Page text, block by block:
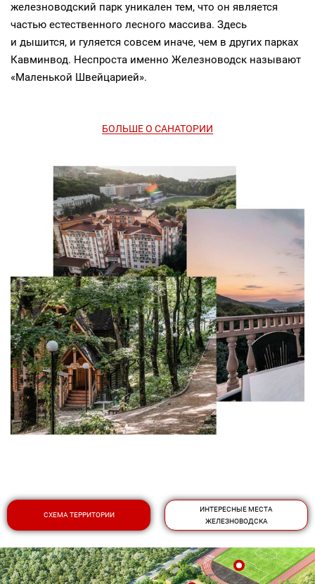
железноводский парк уникален тем, что он является
частью естественного лесного массива. Здесь
и дышится, и гуляется совсем иначе, чем в других парках
Кавминвод. Неспроста именно Железноводск называют
«Маленькой Швейцарией».
БОЛЬШЕ О САНАТОРИИ
СХЕМА ТЕРРИТОРИИ
ИНТЕРЕСНЫЕ МЕСТА
ЖЕЛЕЗНОВОДСКА